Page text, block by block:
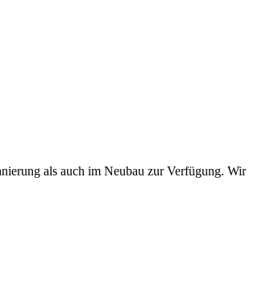
als auch im Neubau zur Verfügung. Wir